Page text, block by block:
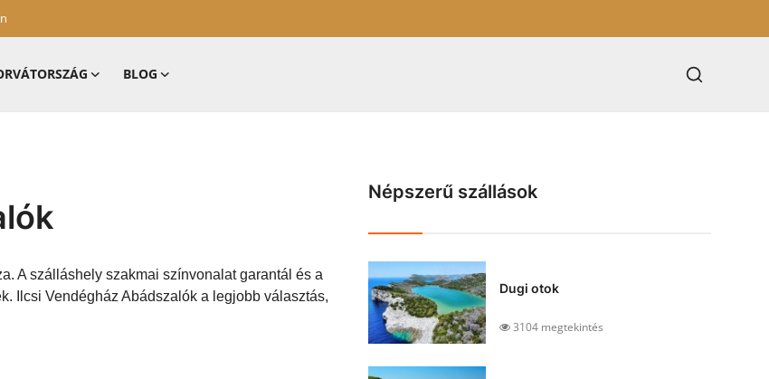
BLOG
A szálláshely szakmai színvonalat garantál és a
Ilcsi Vendégház Abádszalók a legjobb választás,
Népszerű szállások
Dugi otok
3104 megtekintés